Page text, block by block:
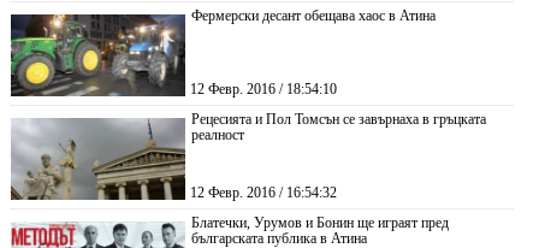
Фермерски десант обещава хаос в Атина
12 Февр. 2016 / 18:54:10
Рецесията и Пол Томсън се завърнаха в гръцката
реалност
12 Февр. 2016 / 16:54:32
Блатечки, Урумов и Бонин ще играят пред
българската публика в Атина